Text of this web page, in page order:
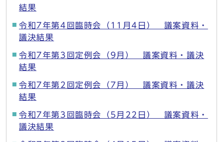
結果
令和7年第4回臨時会（11月4日） 議案資料・
議決結果
令和7年第3回定例会（9月） 議案資料・議決
結果
令和7年第2回定例会（7月） 議案資料・議決
結果
令和7年第3回臨時会（5月22日） 議案資料・
議決結果